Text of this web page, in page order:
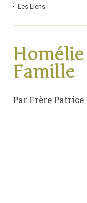
Les Liens
Homélie
Famille
Par Frère Patrice